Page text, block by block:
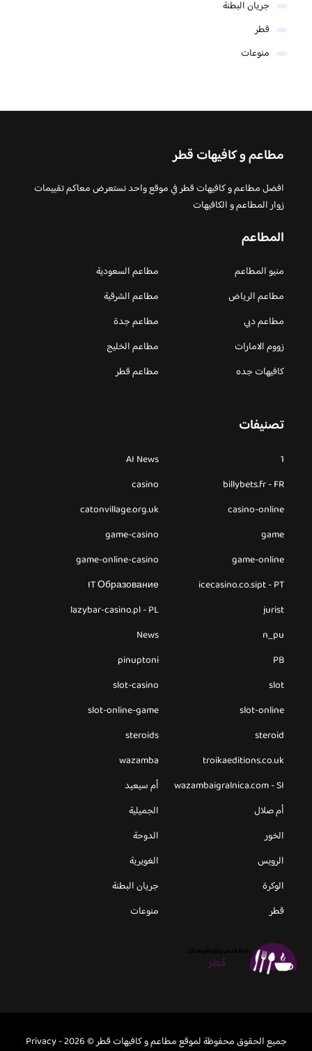
جريان البطنة
قطر
منوعات
مطاعم و كافيهات قطر
افضل مطاعم و كافيهات قطر في موقع واحد نستعرض معاكم تقييمات
زوار المطاعم و الكافيهات
المطاعم
منيو المطاعم
مطاعم السعودية
مطاعم الرياض
مطاعم الشرقية
مطاعم دبي
مطاعم جدة
زووم الامارات
مطاعم الخليج
كافيهات جده
مطاعم قطر
تصنيفات
1
AI News
billybets.fr - FR
casino
casino-online
catonvillage.org.uk
game
game-casino
game-online
game-online-casino
icecasino.co.sipt - PT
IT Образование
jurist
lazybar-casino.pl - PL
n_pu
News
PB
pinuptoni
slot
slot-casino
slot-online
slot-online-game
steroid
steroids
troikaeditions.co.uk
wazamba
wazambaigralnica.com - SI
أم سيعيد
أم صلال
الجميلية
الخور
الدوحة
الرويس
الغويرية
الوكرة
جريان البطنة
قطر
منوعات
جميع الحقوق محفوظة لموقع مطاعم و كافيهات قطر © 2026 -
Privacy